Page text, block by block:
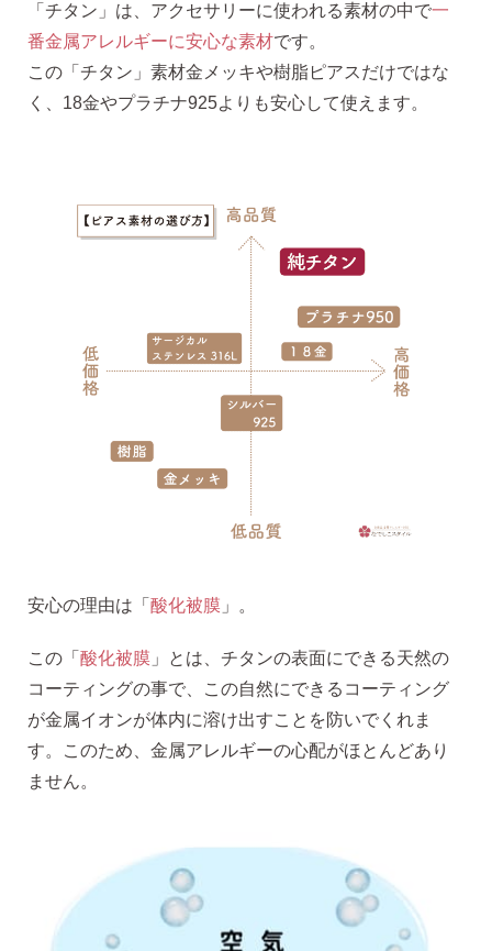
ピアスチャーム
無くした時の片耳ピアス
全ての商品を見る
ピアスホール完成までの3stepで選ぶ
価格で選ぶ
インスタライブで紹介したピアス
「チタン」は、アクセサリーに使われる素材の中で一
番金属アレルギーに安心な素材です。
この「チタン」素材金メッキや樹脂ピアスだけではな
く、18金やプラチナ925よりも安心して使えます。
安心の理由は「 酸化被膜 」。
この「 酸化被膜 」とは、チタンの表面にできる天然の
コーティングの事で、この自然にできるコーティング
が金属イオンが体内に溶け出すことを防いでくれま
す。このため、金属アレルギーの心配がほとんどあり
ません。